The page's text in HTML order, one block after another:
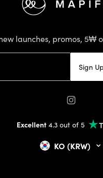
launches, promos, 5₩
Sign
Excellent4.3 out of 5
KO (KRW)